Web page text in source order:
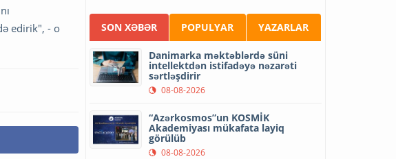
edirik", - o
SON XƏBƏR POPULYAR YAZARLAR
Danimarka məktəblərdə süni
intellektdən istifadəyə nəzarəti
sərtləşdirir
08-08-2026
“Azərkosmos”un KOSMİK
Akademiyası mükafata layiq
görülüb
08-08-2026